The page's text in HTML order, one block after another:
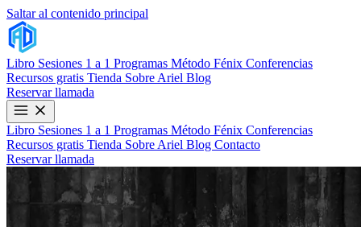
Saltar al contenido principal
Libro Sesiones 1 a 1 Programas Método Fénix Conferencias
Recursos gratis Tienda Sobre Ariel Blog
Reservar llamada
Libro Sesiones 1 a 1 Programas Método Fénix Conferencias
Recursos gratis Tienda Sobre Ariel Blog Contacto
Reservar llamada